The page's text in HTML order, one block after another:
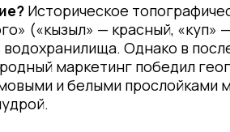
Историческое
(«кызыл» — красный,
Однако в
маркетинг победил
и белыми прослойками